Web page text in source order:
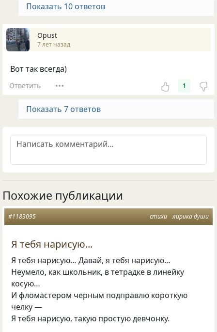
Показать 10 ответов
Opust
7 лет назад
Вот так всегда)
Ответить 1
Показать 7 ответов
Похожие публикации
стихи лирика души
#1183095
Я тебя нарисую...
Я тебя нарисую… Давай, я тебя нарисую…
Неумело, как школьник, в тетрадке в линейку
косую…
И фломастером черным подправлю короткую
челку —
Я тебя нарисую, такую простую девчонку.